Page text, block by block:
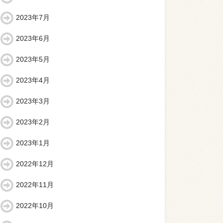
2023年7月
2023年6月
2023年5月
2023年4月
2023年3月
2023年2月
2023年1月
2022年12月
2022年11月
2022年10月